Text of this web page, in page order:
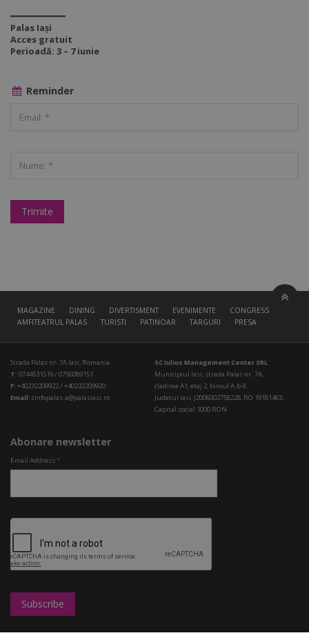
━━━━━━━━━━
Palas Iași
Acces gratuit
Perioadă: 3 – 7 iunie
Reminder
MAGAZINE DINING DIVERTISMENT EVENIMENTE
CONGRESS HALL
AMFITEATRUL PALAS
TURISTI PATINOAR TARGURI PRESA
Strada Palas nr. 7A Iasi, Romania
T: 0744531519 / 0756089151
F: +40232209922 / +40232209920
Email: cinfopalas.a@palasiasi.ro
SC Iulius Management Center SRL
Municipiul Iasi, strada Palas nr. 7A,
cladirea A1, etaj 2, biroul A.b-8
Judetul Iasi, J2006002758228, RO 19181463,
Capital social 1000 RON
Abonare newsletter
Email Address*